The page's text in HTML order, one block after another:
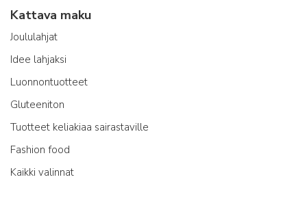
Kattava maku
Joululahjat
Idee lahjaksi
Luonnontuotteet
Gluteeniton
Tuotteet keliakiaa sairastaville
Fashion food
Kaikki valinnat